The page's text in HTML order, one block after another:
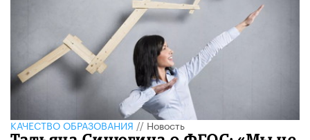
КАЧЕСТВО ОБРАЗОВАНИЯ//Новость